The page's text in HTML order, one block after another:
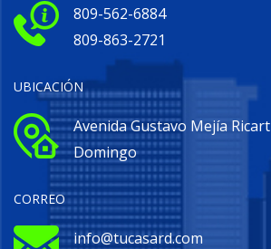
809-562-6884
809-863-2721
UBICACIÓN
Avenida Gustavo Mejía
Domingo
CORREO
info@tucasard.com